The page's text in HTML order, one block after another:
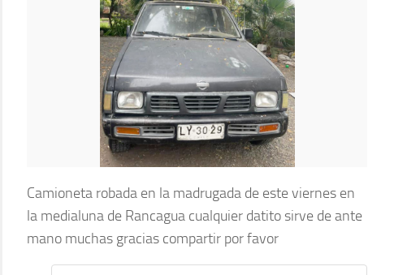
Camioneta robada en la madrugada de este viernes en
la medialuna de Rancagua cualquier datito sirve de ante
mano muchas gracias compartir por favor